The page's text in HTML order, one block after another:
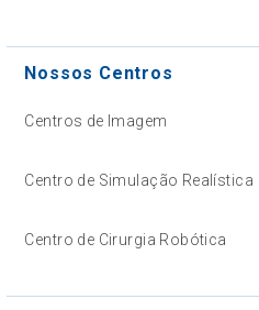
Nossos Centros
Centros de Imagem
Centro de Simulação Realística
Centro de Cirurgia Robótica